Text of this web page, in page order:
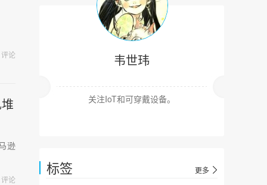
韦世玮
关注IoT和可穿戴设备。
标签 更多
评论
逊
评论